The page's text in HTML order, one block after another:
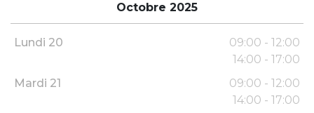
Octobre 2025
Lundi 20
09:00 - 12:00
14:00 - 17:00
Mardi 21
09:00 - 12:00
14:00 - 17:00